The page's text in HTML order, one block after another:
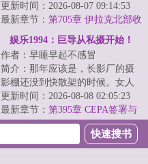
更新时间：2026-08-07 09:14:53
最新章节： 第705章 伊拉克北部收
娱乐1994：巨导从私摄开始！
作者：早睡早起不感冒
简介：那年应该是，长影厂的摄
影棚还没到快散架的时候。女人
只披了一层薄纱，羞愤欲绝。身
体被巨大蝴蝶布...
更新时间：2026-08-08 02:05:23
最新章节： 第395章 CEPA签署与
港人北上的热潮